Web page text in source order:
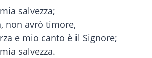
salvezza;
non avrò timore,
e mio canto è il Signore;
salvezza.